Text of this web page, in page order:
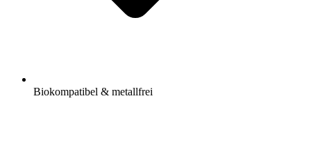
Biokompatibel & metallfrei